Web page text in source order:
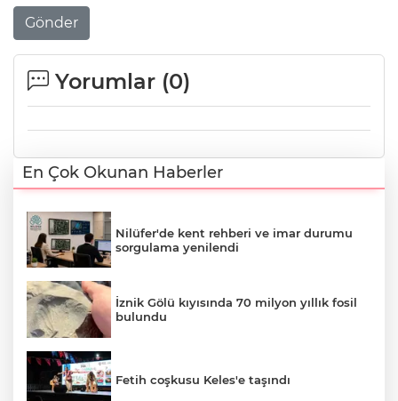
Gönder
Yorumlar (0)
En Çok Okunan Haberler
Nilüfer'de kent rehberi ve imar durumu
sorgulama yenilendi
İznik Gölü kıyısında 70 milyon yıllık fosil
bulundu
Fetih coşkusu Keles'e taşındı